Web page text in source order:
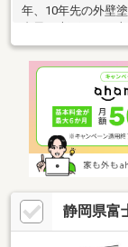
年、10年先の外壁
可能です
静岡県富